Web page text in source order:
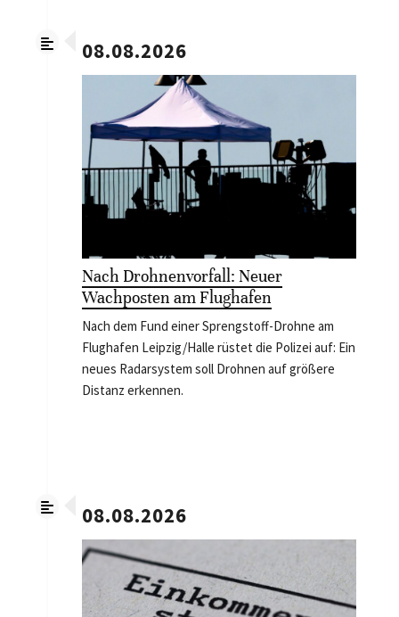
08.08.2026
Nach Drohnenvorfall: Neuer
Wachposten am Flughafen
Nach dem Fund einer Sprengstoff-Drohne am
Flughafen Leipzig/Halle rüstet die Polizei auf: Ein
neues Radarsystem soll Drohnen auf größere
Distanz erkennen.
08.08.2026